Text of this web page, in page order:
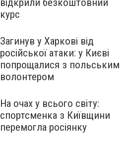
відкрили безкоштовний
курс
Загинув у Харкові від
російської атаки: у Києві
попрощалися з польським
волонтером
На очах у всього світу:
спортсменка з Київщини
перемогла росіянку